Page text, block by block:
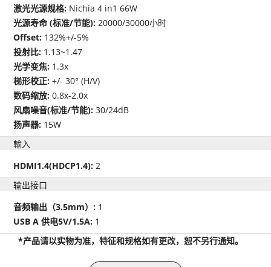
激光光源规格: Nichia 4 in1 66W
光源寿命 (标准/节能): 20000/30000小时
Offset: 132%+/-5%
投射比: 1.13~1.47
光学变焦: 1.3x
梯形校正:+/- 30° (H/V)
数码缩放:0.8x-2.0x
风扇噪音(标准/节能):30/24dB
扬声器: 15W
輸入
HDMI1.4(HDCP1.4): 2
输出接口
音频输出（3.5mm）: 1
USB A 供电5V/1.5A: 1
*产品请以实物为准，特征和规格如有更改，恕不另行通知。